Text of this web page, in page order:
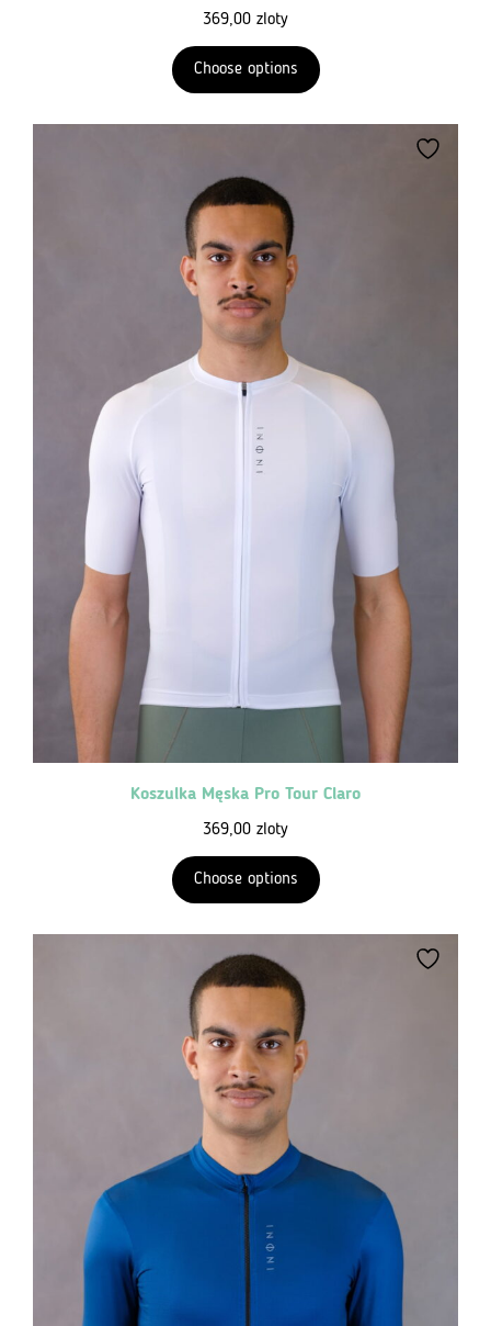
369,00 zloty
Choose options
Koszulka Męska Pro Tour Claro
369,00 zloty
Choose options